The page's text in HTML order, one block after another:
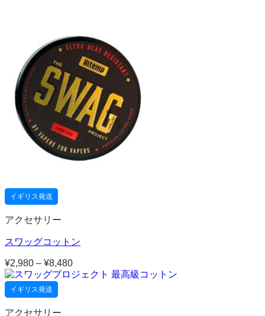
イギリス発送
アクセサリー
スワッグコットン
¥2,980 – ¥8,480価
格
イギリス発送
アクセサリー